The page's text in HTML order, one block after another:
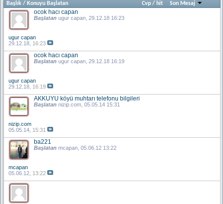
Başlık / Konuyu Başlatan Cvp /hit Son Mesaj
ocok hacı capan
Başlatan ugur capan, 29.12.18 16:23
ugur capan
29.12.18, 16:23
ocok hacı capan
Başlatan ugur capan, 29.12.18 16:19
ugur capan
29.12.18, 16:19
AKKUYU köyü muhtarı telefonu bilgileri
Başlatan nizip.com, 05.05.14 15:31
nizip.com
05.05.14, 15:31
ba221
Başlatan mcapan, 05.06.12 13:22
mcapan
05.06.12, 13:22